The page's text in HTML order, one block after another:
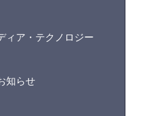
ア・テクノロジー
知らせ